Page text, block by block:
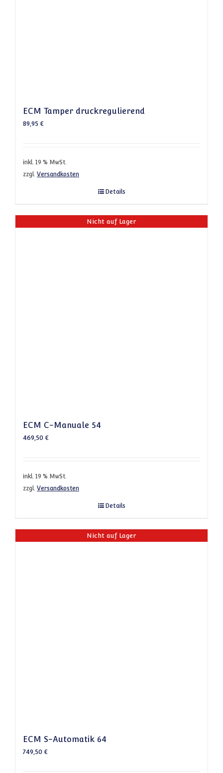
ECM Tamper druckregulierend
89,95 €
inkl. 19 % MwSt.
zzgl. Versandkosten
Details
Nicht auf Lager
ECM C-Manuale 54
469,50 €
inkl. 19 % MwSt.
zzgl. Versandkosten
Details
Nicht auf Lager
ECM S-Automatik 64
749,50 €